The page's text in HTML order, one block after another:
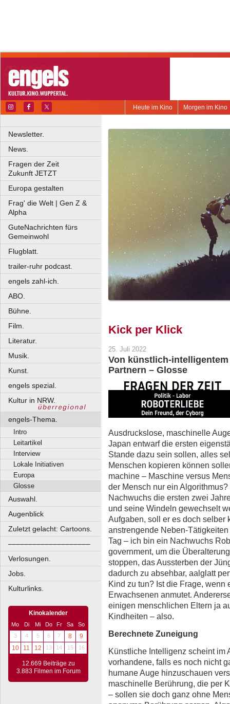
Morgen im Kino
Heute im Kino
Newsletter.
News.
Fragen der Zeit
Zukunft JETZT
Europa gestalten
Frag' die Welt | Gen Z &
Alpha
GuteNachrichten fürs
Gemeinwohl
Flugblatt.
trailer-ruhr podcast.
engels zahl-ich.
ABO.
Bühne.
Film.
Literatur.
Musik.
Kunst.
engels spezial.
Kultur in NRW.
engels-Thema.
Intro
Leitartikel
Interview
Lokale Initiativen
Europa
Glosse
Auswahl.
Augenblick
Zuletzt gelacht: Cartoons.
––––––––––––––––––––
Verlosungen.
Jobs.
Kulturlinks.
Kinokalender
Mo Di Mi Do Fr Sa
So
3
4 5 6 7 8
9
10
11 12 13 14 15 16
12.669 Beiträge zu
3.883 Filmen im Forum
Kick per Klick
25. Juli 2022
Von künstlich-
Partnern – Glosse
Ausdruckslose, maschinelle
Japan entwarf die ersten
Stande dazu sein sollen, alles
Menschen kopieren können
machine – Maschine versus
der Mensch nur ein
Nachwuchs die ersten zwei
und seine Windeln gewechselt
Aufgaben, soll er es doch selber
anstrengende Neben-
Tag – ich bin ein Nachwuchs
government, um die
stoppen, das Aussterben der
dadurch zu absehbar, aalglatt
Kind zu tun? Ist die Frage, wenn
Erwachsenen anmutet.
einigen menschlichen Eltern ja
Kindheiten – also.
Berechnete Zuneigung
Künstliche Intelligenz scheint im
vorhandene, falls es noch nicht
humane Auge hinzuschauen
maschinelle Berührung, die per
– sollen sie doch ganz ohne